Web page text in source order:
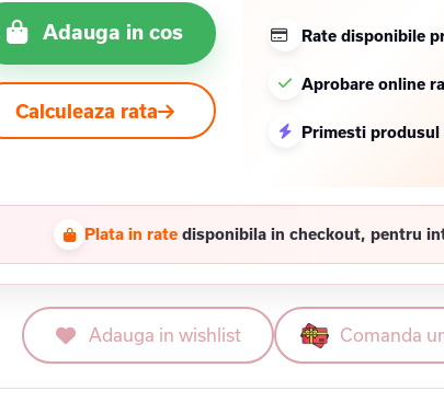
Adauga in cos
Calculeaza rata
Rate disponibile
Aprobare online
Primesti produsul
Plata in rate disponibila in checkout, pentru
Adauga in wishlist Comanda